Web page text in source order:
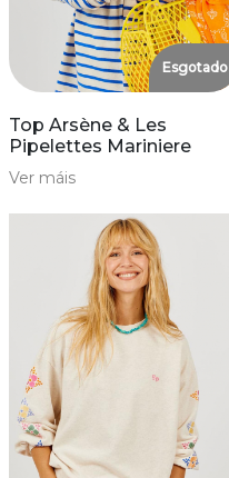
Esgotado
Top Arsène & Les
Pipelettes Mariniere
Ver máis